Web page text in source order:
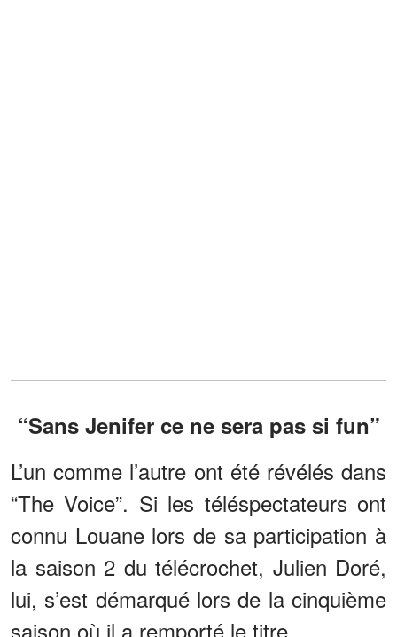
“Sans Jenifer ce ne sera pas si fun”
L’un comme l’autre ont été révélés dans
“The Voice”. Si les téléspectateurs ont
connu Louane lors de sa participation à
la saison 2 du télécrochet, Julien Doré,
lui, s’est démarqué lors de la cinquième
saison où il a remporté le titre.